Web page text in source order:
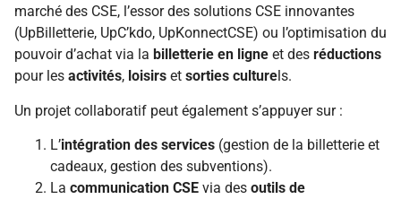
marché des CSE, l’essor des solutions CSE innovantes
(UpBilletterie, UpC’kdo, UpKonnectCSE) ou l’optimisation du
pouvoir d’achat via la billetterie en ligne et des réductions
pour les activités, loisirs et sorties culture ls.
Un projet collaboratif peut également s’appuyer sur :
L’intégration des services (gestion de la billetterie et
cadeaux, gestion des subventions).
La communication CSE via des outils de